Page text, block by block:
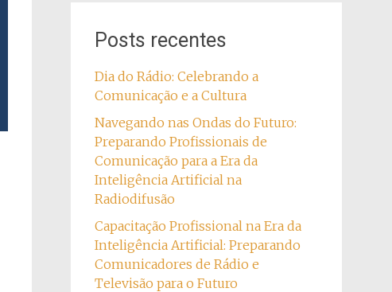
Posts recentes
Dia do Rádio: Celebrando a
Comunicação e a Cultura
Navegando nas Ondas do Futuro:
Preparando Profissionais de
Comunicação para a Era da
Inteligência Artificial na
Radiodifusão
Capacitação Profissional na Era da
Inteligência Artificial: Preparando
Comunicadores de Rádio e
Televisão para o Futuro